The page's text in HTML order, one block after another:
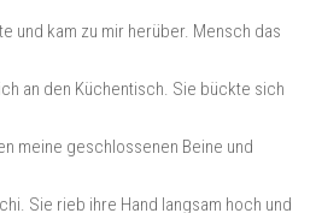
und kam zu mir herüber. Mensch das
an den Küchentisch. Sie bückte sich
meine geschlossenen Beine und
Sie rieb ihre Hand langsam hoch und